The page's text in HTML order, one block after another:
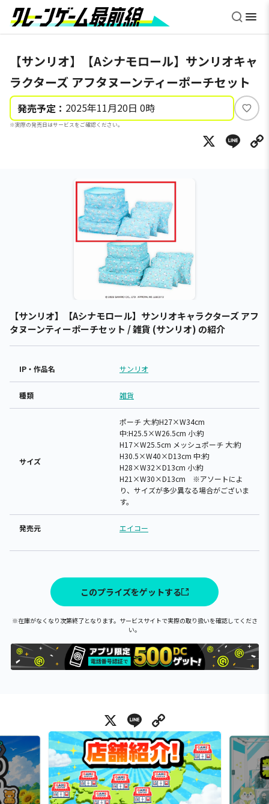
【サンリオ】【Aシナモロール】サンリオキャ
ラクターズ アフタヌーンティーポーチセット
発売予定： 2025年11月20日 0時
※実際の発売日はサービスをご確認ください。
い
ね
X
【サンリオ】【Aシナモロール】サンリオキャラクターズ アフ
タヌーンティーポーチセット / 雑貨 (サンリオ) の紹介
IP・作品名 サンリオ
種類 雑貨
サイズ
ポーチ 大:約H27×W34cm
中:H25.5×W26.5cm 小:約
H17×W25.5cm メッシュポーチ 大:約
H30.5×W40×D13cm 中:約
H28×W32×D13cm 小:約
H21×W30×D13cm ※アソートによ
り、サイズが多少異なる場合がございま
す。
発売元 エイコー
このプライズをゲットする
※在庫がなくなり次第終了となります。サービスサイトで実際の取り扱いを確認してくださ
い。
X Line